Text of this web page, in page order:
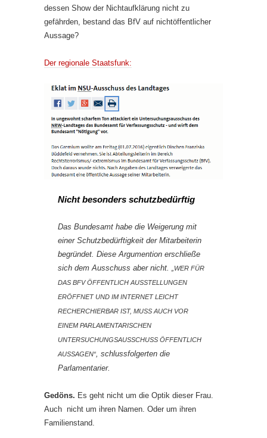
dessen Show der Nichtaufklärung nicht zu
gefährden, bestand das BfV auf nichtöffentlicher
Aussage?
Der regionale Staatsfunk:
Nicht besonders schutzbedürftig
Das Bundesamt habe die Weigerung mit
einer Schutzbedürftigkeit der Mitarbeiterin
begründet. Diese Argumention erschließe
sich dem Ausschuss aber nicht. „WER FÜR
DAS BFV ÖFFENTLICH AUSSTELLUNGEN
ERÖFFNET UND IM INTERNET LEICHT
RECHERCHIERBAR IST, MUSS AUCH VOR
EINEM PARLAMENTARISCHEN
UNTERSUCHUNGSAUSSCHUSS ÖFFENTLICH
AUSSAGEN“, schlussfolgerten die
Parlamentarier.
Gedöns. Es geht nicht um die Optik dieser Frau.
Auch nicht um ihren Namen. Oder um ihren
Familienstand.